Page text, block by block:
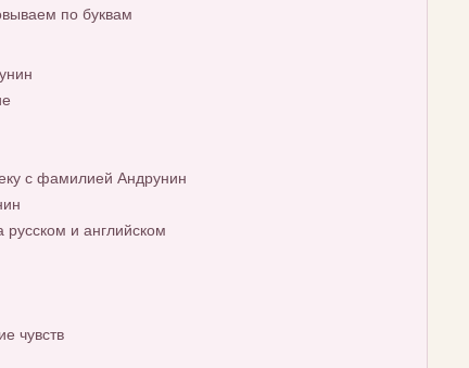
по буквам
с фамилией Андрунин
и английском
чувств